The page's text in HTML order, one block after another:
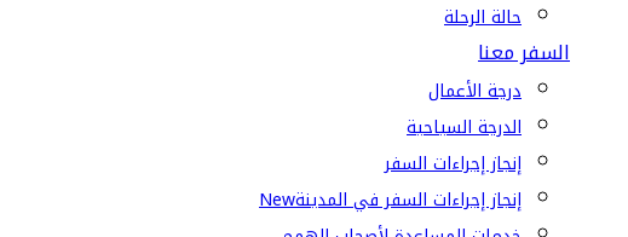
حالة الرحلة
السفر معنا
درجة الأعمال
الدرجة السياحية
إنجاز إجراءات السفر
إنجاز إجراءات السفر في المدينةNew